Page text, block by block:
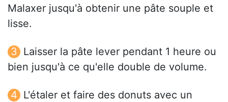
Malaxer jusqu'à obtenir une pâte souple et
lisse.
Laisser la pâte lever pendant 1 heure ou
bien jusqu'à ce qu'elle double de volume.
L'étaler et faire des donuts avec un